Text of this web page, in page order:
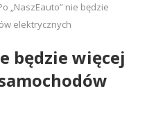
„NaszEauto” nie będzie
elektrycznych
będzie więcej